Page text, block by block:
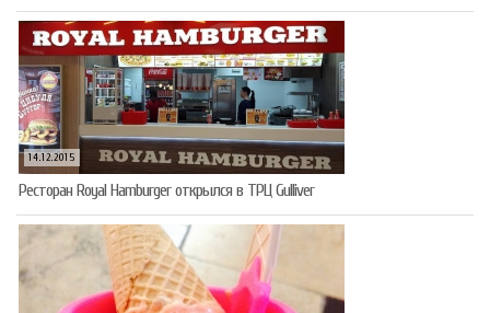
14.12.2015
Ресторан Royal Hamburger открылся в ТРЦ Gulliver